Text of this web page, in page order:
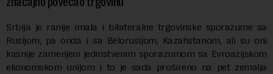
Srbija je ranije imala i bilateralne trgovinske sporazume sa
Rusijom, pa onda i sa Belorusijom, Kazahstanom, ali su oni
kasnije zamenjeni jedinstvenim sporazumom sa Evroazijskom
ekonomskom unijom i to je sada prošireno na pet zemalja